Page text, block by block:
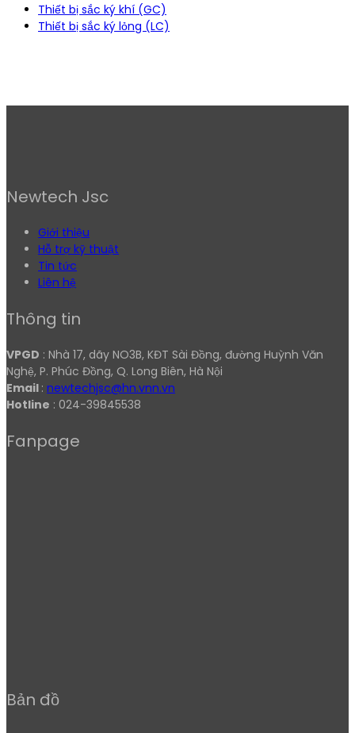
Thiết bị sắc ký khí (GC)
Thiết bị sắc ký lỏng (LC)
Newtech Jsc
Giới thiệu
Hỗ trợ kỹ thuật
Tin tức
Liên hệ
Thông tin
VPGD : Nhà 17, dãy NO3B, KĐT Sài Đồng, đường Huỳnh Văn
Nghệ, P. Phúc Đồng, Q. Long Biên, Hà Nội
Email : newtechjsc@hn.vnn.vn
Hotline : 024-39845538
Fanpage
Bản đồ